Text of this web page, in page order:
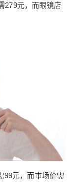
279元，而眼镜店
99元，而市场价需